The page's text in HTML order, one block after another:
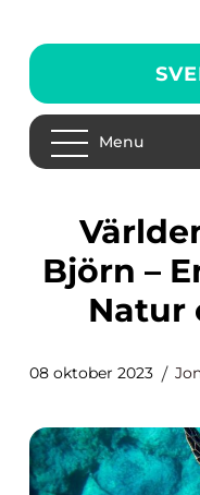
Menu
Världens Farligaste
Björn –
Natur
08 oktober 2023